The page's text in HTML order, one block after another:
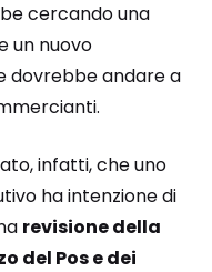
cercando una
un nuovo
dovrebbe andare a
infatti, che uno
ha intenzione di
revisione della
del Pos e dei